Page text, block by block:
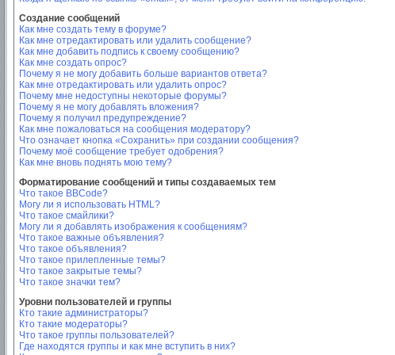
Создание сообщений
Как мне создать тему в форуме?
Как мне отредактировать или удалить сообщение?
Как мне добавить подпись к своему сообщению?
Как мне создать опрос?
Почему я не могу добавить больше вариантов ответа?
Как мне отредактировать или удалить опрос?
Почему мне недоступны некоторые форумы?
Почему я не могу добавлять вложения?
Почему я получил предупреждение?
Как мне пожаловаться на сообщения модератору?
Что означает кнопка «Сохранить» при создании сообщения?
Почему моё сообщение требует одобрения?
Как мне вновь поднять мою тему?
Форматирование сообщений и типы создаваемых тем
Что такое BBCode?
Могу ли я использовать HTML?
Что такое смайлики?
Могу ли я добавлять изображения к сообщениям?
Что такое важные объявления?
Что такое объявления?
Что такое прилепленные темы?
Что такое закрытые темы?
Что такое значки тем?
Уровни пользователей и группы
Кто такие администраторы?
Кто такие модераторы?
Что такое группы пользователей?
Где находятся группы и как мне вступить в них?